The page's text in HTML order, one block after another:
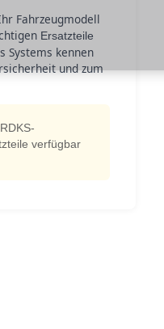
Fahrzeugmodell
Ersatzteile
Systems kennen
und zum
verfügbar